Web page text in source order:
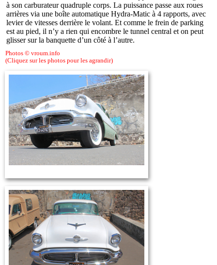
à son carburateur quadruple corps. La puissance passe aux roues
arrières via une boîte automatique Hydra-Matic à 4 rapports, avec
levier de vitesses derrière le volant. Et comme le frein de parking
est au pied, il n’y a rien qui encombre le tunnel central et on peut
glisser sur la banquette d’un côté à l’autre.
Photos © vroum.info
(Cliquez sur les photos pour les agrandir)